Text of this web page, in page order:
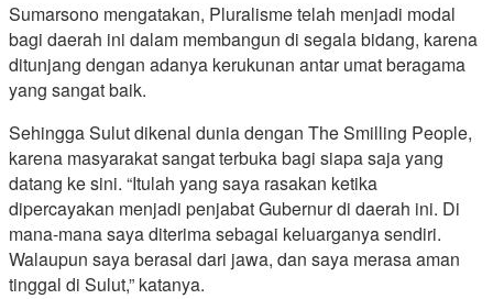
Sumarsono mengatakan, Pluralisme telah menjadi modal
bagi daerah ini dalam membangun di segala bidang, karena
ditunjang dengan adanya kerukunan antar umat beragama
yang sangat baik.
Sehingga Sulut dikenal dunia dengan The Smilling People,
karena masyarakat sangat terbuka bagi siapa saja yang
datang ke sini. “Itulah yang saya rasakan ketika
dipercayakan menjadi penjabat Gubernur di daerah ini. Di
mana-mana saya diterima sebagai keluarganya sendiri.
Walaupun saya berasal dari jawa, dan saya merasa aman
tinggal di Sulut,” katanya.